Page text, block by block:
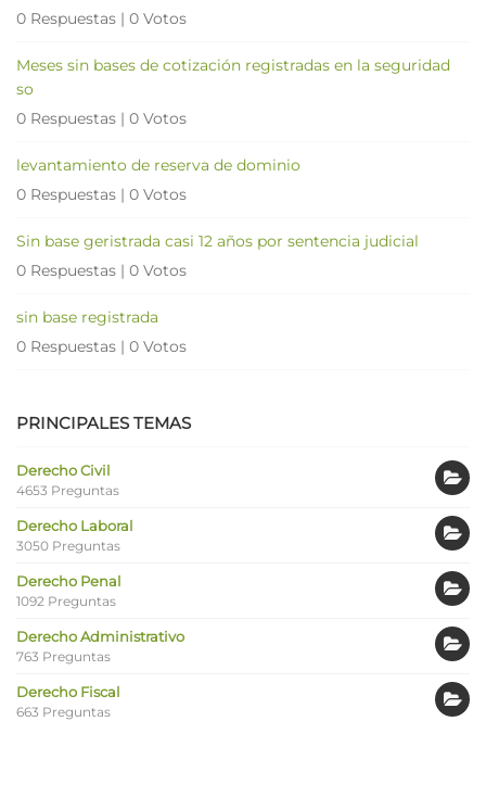
0 Respuestas | 0 Votos
Meses sin bases de cotización registradas en la seguridad
so
0 Respuestas | 0 Votos
levantamiento de reserva de dominio
0 Respuestas | 0 Votos
Sin base geristrada casi 12 años por sentencia judicial
0 Respuestas | 0 Votos
sin base registrada
0 Respuestas | 0 Votos
PRINCIPALES TEMAS
Derecho Civil
4653 Preguntas
Derecho Laboral
3050 Preguntas
Derecho Penal
1092 Preguntas
Derecho Administrativo
763 Preguntas
Derecho Fiscal
663 Preguntas